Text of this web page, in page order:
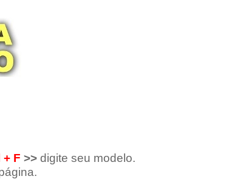
+ F >>digite seu modelo.